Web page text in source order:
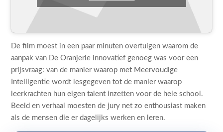
De film moest in een paar minuten overtuigen waarom de
aanpak van De Oranjerie innovatief genoeg was voor een
prijsvraag: van de manier waarop met Meervoudige
Intelligentie wordt lesgegeven tot de manier waarop
leerkrachten hun eigen talent inzetten voor de hele school.
Beeld en verhaal moesten de jury net zo enthousiast maken
als de mensen die er dagelijks werken en leren.